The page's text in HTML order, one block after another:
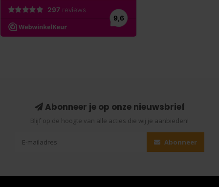
Abonneer je op onze nieuwsbrief
Blijf op de hoogte van alle acties die wij je aanbieden!
Abonneer